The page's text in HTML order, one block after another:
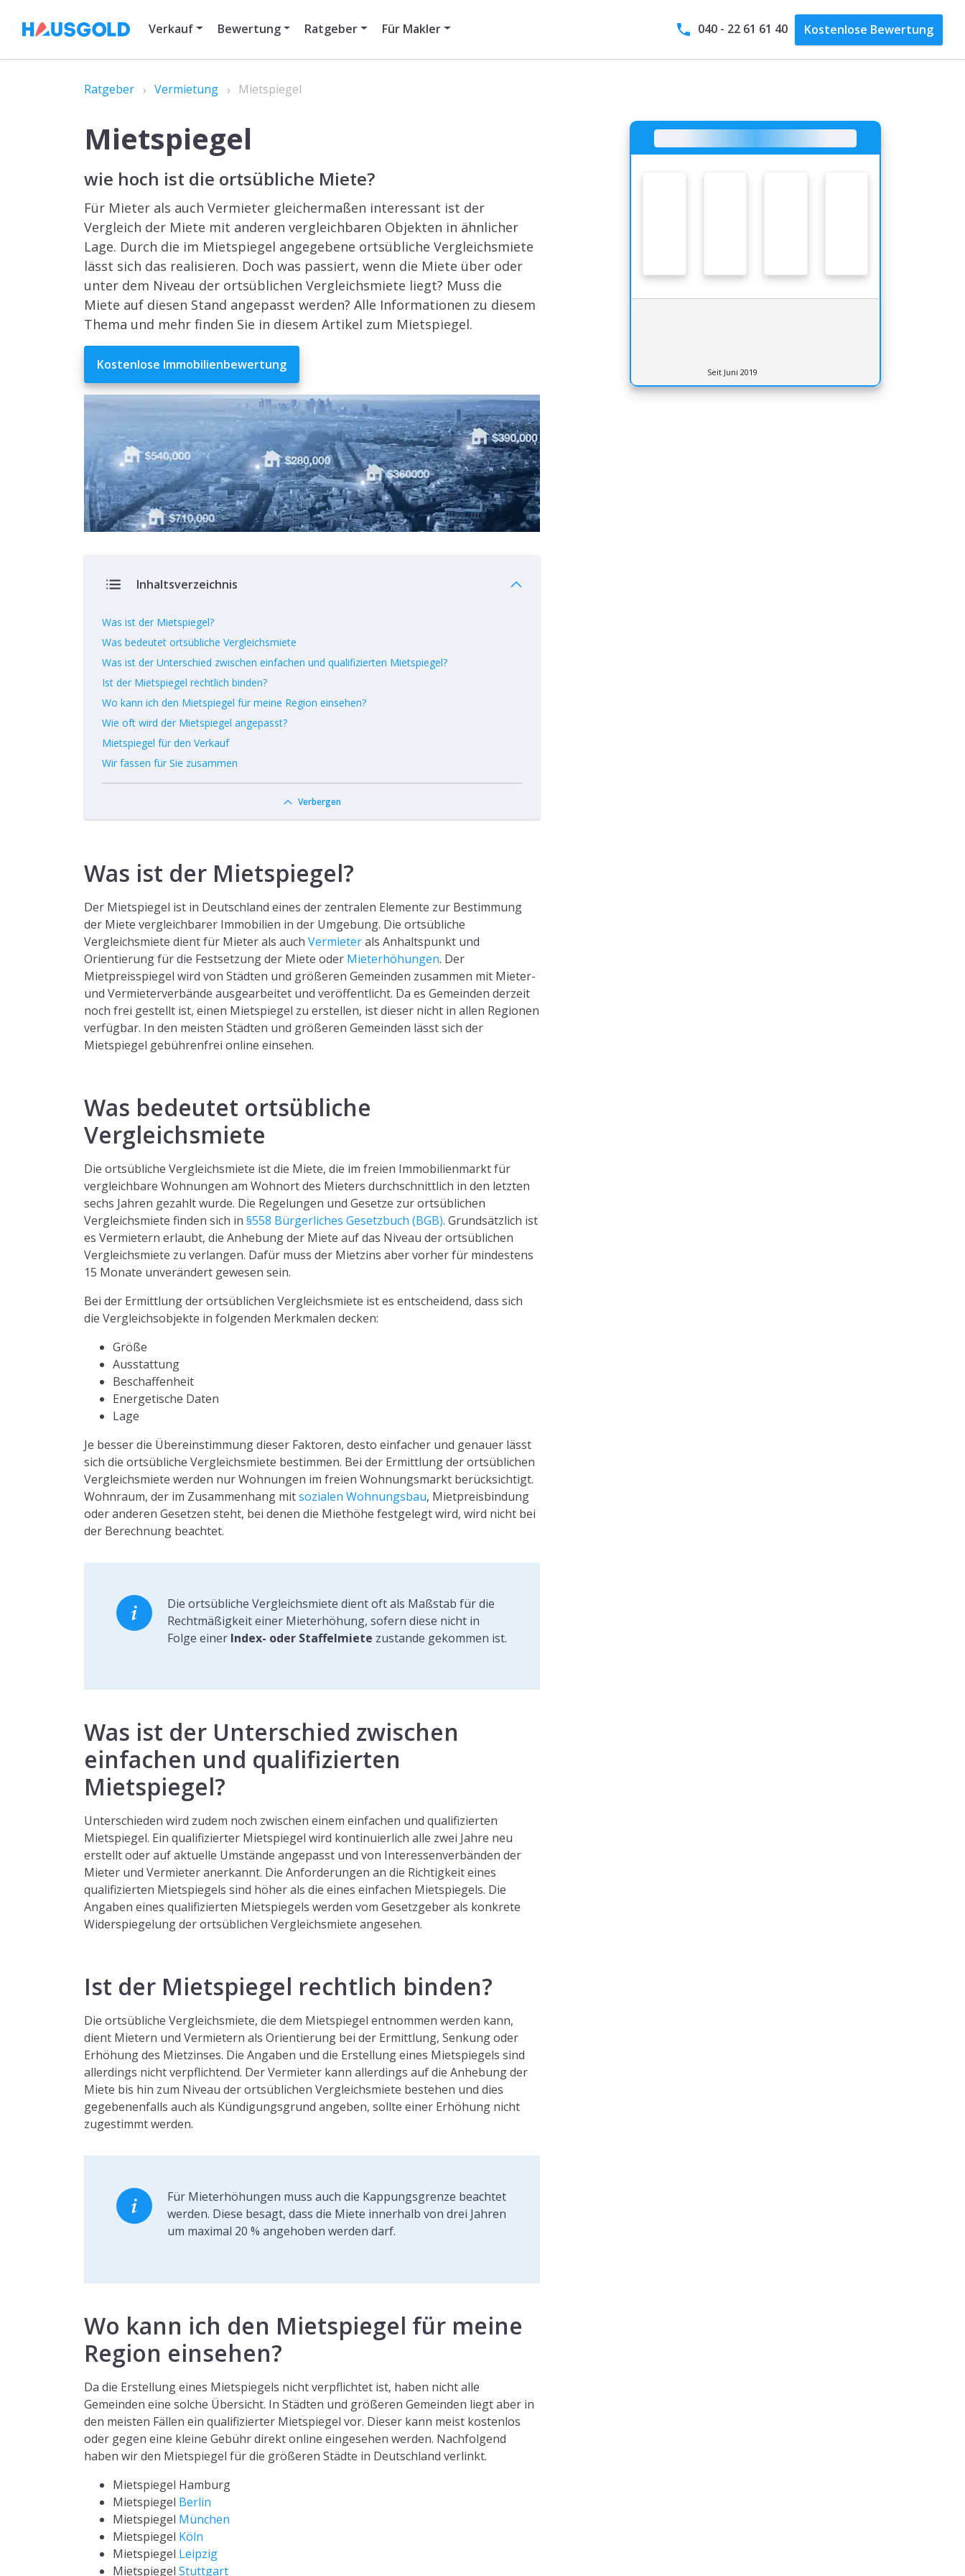
Verkauf Bewertung Ratgeber Für Makler 040 - 22 61 61 40 Kostenlose Bewertung
Ratgeber Vermietung Mietspiegel
Mietspiegel
wie hoch ist die ortsübliche Miete?
Für Mieter als auch Vermieter gleichermaßen interessant ist der
Vergleich der Miete mit anderen vergleichbaren Objekten in ähnlicher
Lage. Durch die im Mietspiegel angegebene ortsübliche Vergleichsmiete
lässt sich das realisieren. Doch was passiert, wenn die Miete über oder
unter dem Niveau der ortsüblichen Vergleichsmiete liegt? Muss die
Miete auf diesen Stand angepasst werden? Alle Informationen zu diesem
Thema und mehr finden Sie in diesem Artikel zum Mietspiegel.
Kostenlose Immobilienbewertung
Inhaltsverzeichnis
Was ist der Mietspiegel?
Was bedeutet ortsübliche Vergleichsmiete
Was ist der Unterschied zwischen einfachen und qualifizierten Mietspiegel?
Ist der Mietspiegel rechtlich binden?
Wo kann ich den Mietspiegel für meine Region einsehen?
Wie oft wird der Mietspiegel angepasst?
Mietspiegel für den Verkauf
Wir fassen für Sie zusammen
Verbergen
Was ist der Mietspiegel?
Der Mietspiegel ist in Deutschland eines der zentralen Elemente zur Bestimmung
der Miete vergleichbarer Immobilien in der Umgebung. Die ortsübliche
Vergleichsmiete dient für Mieter als auch Vermieterals Anhaltspunkt und
Orientierung für die Festsetzung der Miete oder Mieterhöhungen. Der
Mietpreisspiegel wird von Städten und größeren Gemeinden zusammen mit Mieter-
und Vermieterverbände ausgearbeitet und veröffentlicht. Da es Gemeinden derzeit
noch frei gestellt ist, einen Mietspiegel zu erstellen, ist dieser nicht in allen Regionen
verfügbar. In den meisten Städten und größeren Gemeinden lässt sich der
Mietspiegel gebührenfrei online einsehen.
Was bedeutet ortsübliche
Vergleichsmiete
Die ortsübliche Vergleichsmiete ist die Miete, die im freien Immobilienmarkt für
vergleichbare Wohnungen am Wohnort des Mieters durchschnittlich in den letzten
sechs Jahren gezahlt wurde. Die Regelungen und Gesetze zur ortsüblichen
Vergleichsmiete finden sich in §558 Bürgerliches Gesetzbuch (BGB). Grundsätzlich ist
es Vermietern erlaubt, die Anhebung der Miete auf das Niveau der ortsüblichen
Vergleichsmiete zu verlangen. Dafür muss der Mietzins aber vorher für mindestens
15 Monate unverändert gewesen sein.
Bei der Ermittlung der ortsüblichen Vergleichsmiete ist es entscheidend, dass sich
die Vergleichsobjekte in folgenden Merkmalen decken:
Größe
Ausstattung
Beschaffenheit
Energetische Daten
Lage
Je besser die Übereinstimmung dieser Faktoren, desto einfacher und genauer lässt
sich die ortsübliche Vergleichsmiete bestimmen. Bei der Ermittlung der ortsüblichen
Vergleichsmiete werden nur Wohnungen im freien Wohnungsmarkt berücksichtigt.
Wohnraum, der im Zusammenhang mitsozialen Wohnungsbau, Mietpreisbindung
oder anderen Gesetzen steht, bei denen die Miethöhe festgelegt wird, wird nicht bei
der Berechnung beachtet.
Die ortsübliche Vergleichsmiete dient oft als Maßstab für die
Rechtmäßigkeit einer Mieterhöhung, sofern diese nicht in
Folge einer Index- oder Staffelmiete zustande gekommen ist.
Was ist der Unterschied zwischen
einfachen und qualifizierten
Mietspiegel?
Unterschieden wird zudem noch zwischen einem einfachen und qualifizierten
Mietspiegel. Ein qualifizierter Mietspiegel wird kontinuierlich alle zwei Jahre neu
erstellt oder auf aktuelle Umstände angepasst und von Interessenverbänden der
Mieter und Vermieter anerkannt. Die Anforderungen an die Richtigkeit eines
qualifizierten Mietspiegels sind höher als die eines einfachen Mietspiegels. Die
Angaben eines qualifizierten Mietspiegels werden vom Gesetzgeber als konkrete
Widerspiegelung der ortsüblichen Vergleichsmiete angesehen.
Ist der Mietspiegel rechtlich binden?
Die ortsübliche Vergleichsmiete, die dem Mietspiegel entnommen werden kann,
dient Mietern und Vermietern als Orientierung bei der Ermittlung, Senkung oder
Erhöhung des Mietzinses. Die Angaben und die Erstellung eines Mietspiegels sind
allerdings nicht verpflichtend. Der Vermieter kann allerdings auf die Anhebung der
Miete bis hin zum Niveau der ortsüblichen Vergleichsmiete bestehen und dies
gegebenenfalls auch als Kündigungsgrund angeben, sollte einer Erhöhung nicht
zugestimmt werden.
Für Mieterhöhungen muss auch die Kappungsgrenze beachtet
werden. Diese besagt, dass die Miete innerhalb von drei Jahren
um maximal 20 % angehoben werden darf.
Wo kann ich den Mietspiegel für meine
Region einsehen?
Da die Erstellung eines Mietspiegels nicht verpflichtet ist, haben nicht alle
Gemeinden eine solche Übersicht. In Städten und größeren Gemeinden liegt aber in
den meisten Fällen ein qualifizierter Mietspiegel vor. Dieser kann meist kostenlos
oder gegen eine kleine Gebühr direkt online eingesehen werden. Nachfolgend
haben wir den Mietspiegel für die größeren Städte in Deutschland verlinkt.
Mietspiegel Hamburg
Mietspiegel Berlin
Mietspiegel München
Mietspiegel Köln
Mietspiegel Leipzig
Mietspiegel Stuttgart
Seit Juni 2019